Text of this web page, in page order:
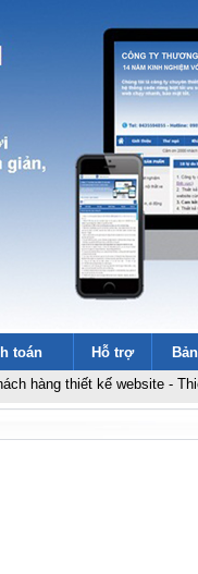
toán Hỗ trợ
kế website- Thiết kế